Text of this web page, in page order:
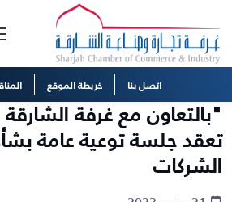
اتصل بنا خريطة الموقع
"بالتعاون مع غرفة الشارقة
تعقد جلسة توعية عامة
الشركات